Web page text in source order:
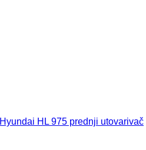
Hyundai HL 975 prednji utovarivač